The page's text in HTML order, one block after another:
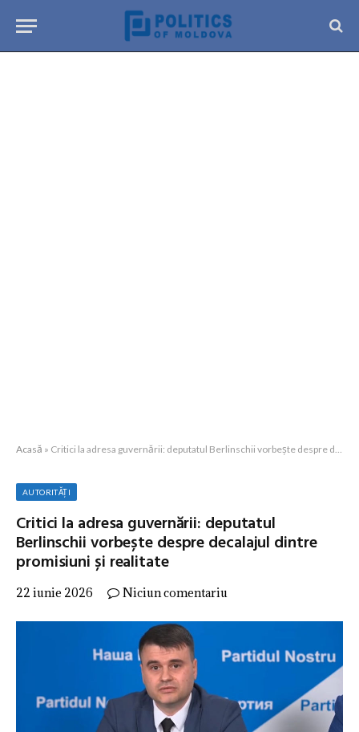
Acasă » Critici la adresa guvernării: deputatul Berlinschii vorbește despre decalajul dintre promisiuni și realitate
AUTORITĂȚI
Critici la adresa guvernării: deputatul
Berlinschii vorbește despre decalajul dintre
promisiuni și realitate
22 iunie 2026 Niciun comentariu